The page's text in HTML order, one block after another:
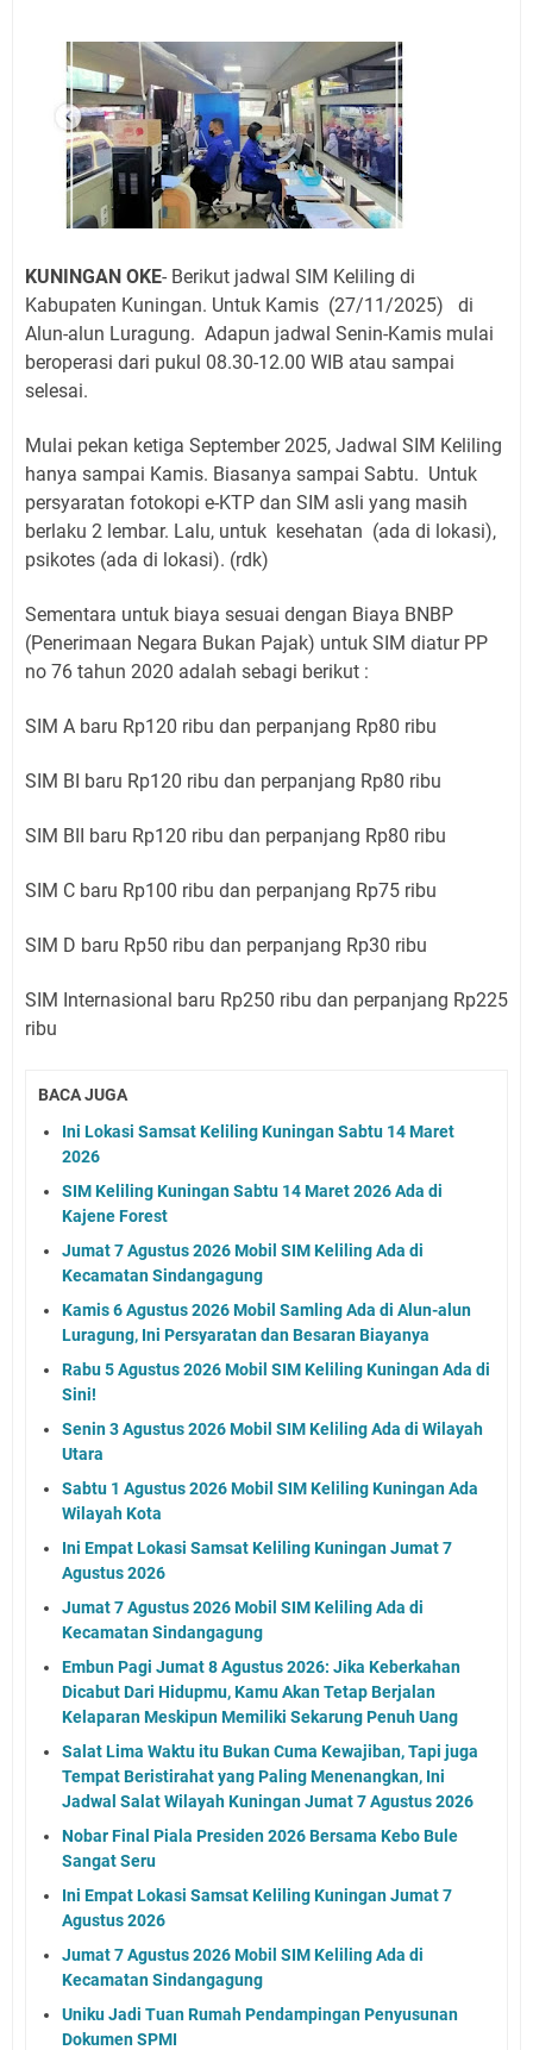
Sangat Seru
Warga Mulai Kesulitan Air Bersih Akibat Kekeringan,
Polres Kuningan dan PAM Tirta Kamuning Salurakan
12 Ribu Liter
Uniku Jadi Tuan Rumah Pendampingan Penyusunan
Dokumen SPMI
Info Sembako di Pasar Kepuh Kuningan Kamis 6
Agustus 2026, Daging Naik, Telur Turun
Agenda Kegiatan Bupati Kuningan Jumat 7 Agustus
2026 Ada Tiga, Tapi yang Bakal Dihadiri Hanya Satu
KUNINGAN OKE- Berikut jadwal SIM Keliling di
Kabupaten Kuningan. Untuk Kamis (27/11/2025)
di
Alun-alun Luragung. Adapun jadwal Senin-Kamis mulai
beroperasi dari pukul 08.30-12.00 WIB atau sampai
selesai.
Mulai pekan ketiga September 2025, Jadwal SIM Keliling
hanya sampai Kamis. Biasanya sampai Sabtu. Untuk
persyaratan fotokopi e-KTP dan SIM asli yang masih
berlaku 2 lembar. Lalu, untuk kesehatan (ada di lokasi),
psikotes (ada di lokasi). (rdk)
Sementara untuk biaya sesuai dengan Biaya BNBP
(Penerimaan Negara Bukan Pajak) untuk SIM diatur PP
no 76 tahun 2020 adalah sebagi berikut :
SIM A baru Rp120 ribu dan perpanjang Rp80 ribu
SIM BI baru Rp120 ribu dan perpanjang Rp80 ribu
SIM BII baru Rp120 ribu dan perpanjang Rp80 ribu
SIM C baru Rp100 ribu dan perpanjang Rp75 ribu
SIM D baru Rp50 ribu dan perpanjang Rp30 ribu
SIM Internasional baru Rp250 ribu dan perpanjang Rp225
ribu
BACA JUGA
Ini Lokasi Samsat Keliling Kuningan Sabtu 14 Maret
2026
SIM Keliling Kuningan Sabtu 14 Maret 2026 Ada di
Kajene Forest
Jumat 7 Agustus 2026 Mobil SIM Keliling Ada di
Kecamatan Sindangagung
Kamis 6 Agustus 2026 Mobil Samling Ada di Alun-alun
Luragung, Ini Persyaratan dan Besaran Biayanya
Rabu 5 Agustus 2026 Mobil SIM Keliling Kuningan Ada di
Sini!
Senin 3 Agustus 2026 Mobil SIM Keliling Ada di Wilayah
Utara
Sabtu 1 Agustus 2026 Mobil SIM Keliling Kuningan Ada
Wilayah Kota
Ini Empat Lokasi Samsat Keliling Kuningan Jumat 7
Agustus 2026
Jumat 7 Agustus 2026 Mobil SIM Keliling Ada di
Kecamatan Sindangagung
Embun Pagi Jumat 8 Agustus 2026: Jika Keberkahan
Dicabut Dari Hidupmu, Kamu Akan Tetap Berjalan
Kelaparan Meskipun Memiliki Sekarung Penuh Uang
Salat Lima Waktu itu Bukan Cuma Kewajiban, Tapi juga
Tempat Beristirahat yang Paling Menenangkan, Ini
Jadwal Salat Wilayah Kuningan Jumat 7 Agustus 2026
Nobar Final Piala Presiden 2026 Bersama Kebo Bule
Sangat Seru
Ini Empat Lokasi Samsat Keliling Kuningan Jumat 7
Agustus 2026
Jumat 7 Agustus 2026 Mobil SIM Keliling Ada di
Kecamatan Sindangagung
Uniku Jadi Tuan Rumah Pendampingan Penyusunan
Dokumen SPMI